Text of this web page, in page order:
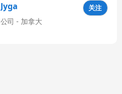
Jyga
Technologies
关注
公司 - 加拿大